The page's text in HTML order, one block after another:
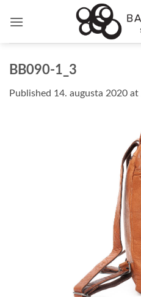
BB090-1_3
Published 14. augusta 2020 at